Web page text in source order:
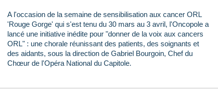
A l'occasion de la semaine de sensibilisation aux cancer ORL
'Rouge Gorge' qui s'est tenu du 30 mars au 3 avril, l'Oncopole a
lancé une initiative inédite pour "donner de la voix aux cancers
ORL" : une chorale réunissant des patients, des soignants et
des aidants, sous la direction de Gabriel Bourgoin, Chef du
Chœur de l'Opéra National du Capitole.